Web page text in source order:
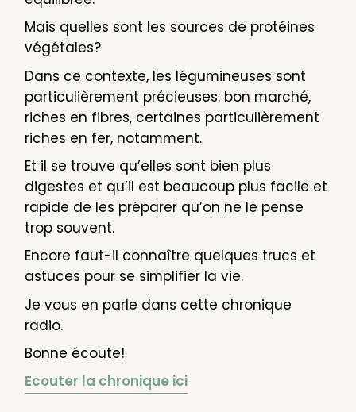
Mais quelles sont les sources de protéines
végétales?
Dans ce contexte, les légumineuses sont
particulièrement précieuses: bon marché,
riches en fibres, certaines particulièrement
riches en fer, notamment.
Et il se trouve qu’elles sont bien plus
digestes et qu’il est beaucoup plus facile et
rapide de les préparer qu’on ne le pense
trop souvent.
Encore faut-il connaître quelques trucs et
astuces pour se simplifier la vie.
Je vous en parle dans cette chronique
radio.
Bonne écoute!
Ecouter la chronique ici